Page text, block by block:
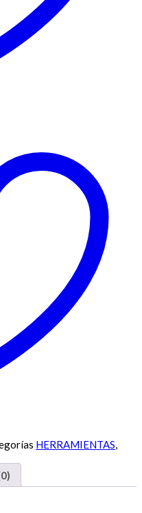
HERRAMIENTAS,